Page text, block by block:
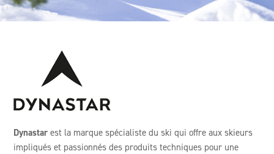
Dynastar est la marque spécialiste du ski qui offre aux skieurs
impliqués et passionnés des produits techniques pour une